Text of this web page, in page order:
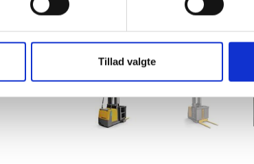
Tillad valgte